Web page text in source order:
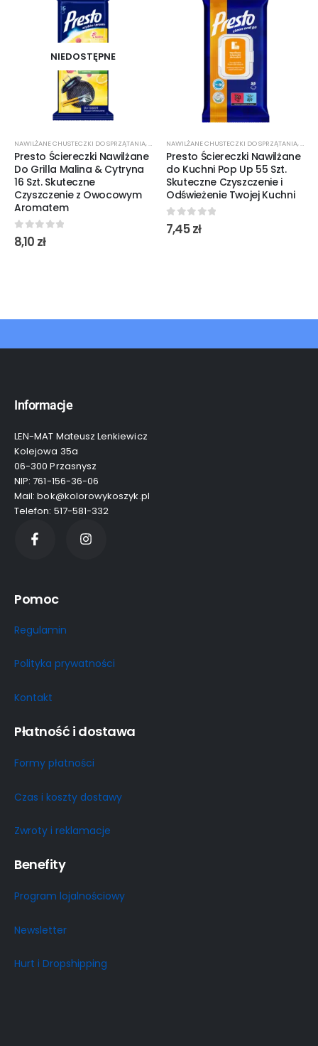
NIEDOSTĘPNE
NAWILŻANE CHUSTECZKI DO SPRZĄTANIA,ŚRODKI CZYSTOŚCI
Presto Ściereczki Nawilżane
Do Grilla Malina & Cytryna
16 Szt. Skuteczne
Czyszczenie z Owocowym
Aromatem
0out of 5
8,10 zł
NAWILŻANE CHUSTECZKI DO SPRZĄTANIA,
Presto Ściereczki Nawilżane
do Kuchni Pop Up 55 Szt.
Skuteczne Czyszczenie i
Odświeżenie Twojej Kuchni
0out of 5
7,45zł
Informacje
LEN-MAT Mateusz Lenkiewicz
Kolejowa 35a
06-300 Przasnysz
NIP: 761-156-36-06
Mail: bok@kolorowykoszyk.pl
Telefon: 517-581-332
Pomoc
Regulamin
Polityka prywatności
Kontakt
Płatność i dostawa
Formy płatności
Czas i koszty dostawy
Zwroty i reklamacje
Benefity
Program lojalnościowy
Newsletter
Hurt i Dropshipping